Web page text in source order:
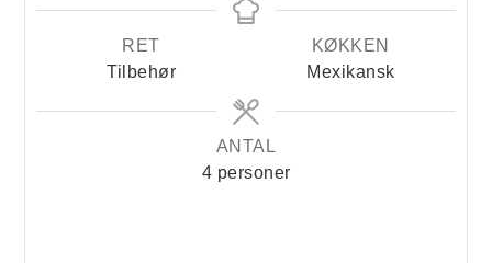
RET
Tilbehør
KØKKEN
Mexikansk
ANTAL
4 personer